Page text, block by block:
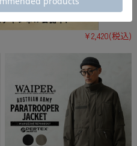
ROTOTO ロトト R1110 COTTON WAFFLE CR
EW SOCKS コットンワッフル クルーソックス
【キャンペーン対象外】【TB】
¥2,420(税込)